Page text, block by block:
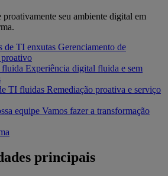
seu ambiente digital em
de TI enxutas Gerenciamento de
fluida Experiência digital fluida e sem
TI fluidas Remediação proativa e serviço
equipe Vamos fazer a transformação
principais